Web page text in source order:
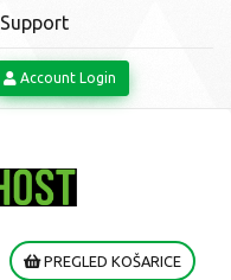
Support
Account Login
PREGLED KOŠARICE